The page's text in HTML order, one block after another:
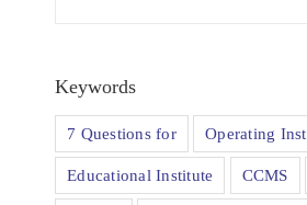
Keywords
7 Questions for Operating
Educational Institute CCMS